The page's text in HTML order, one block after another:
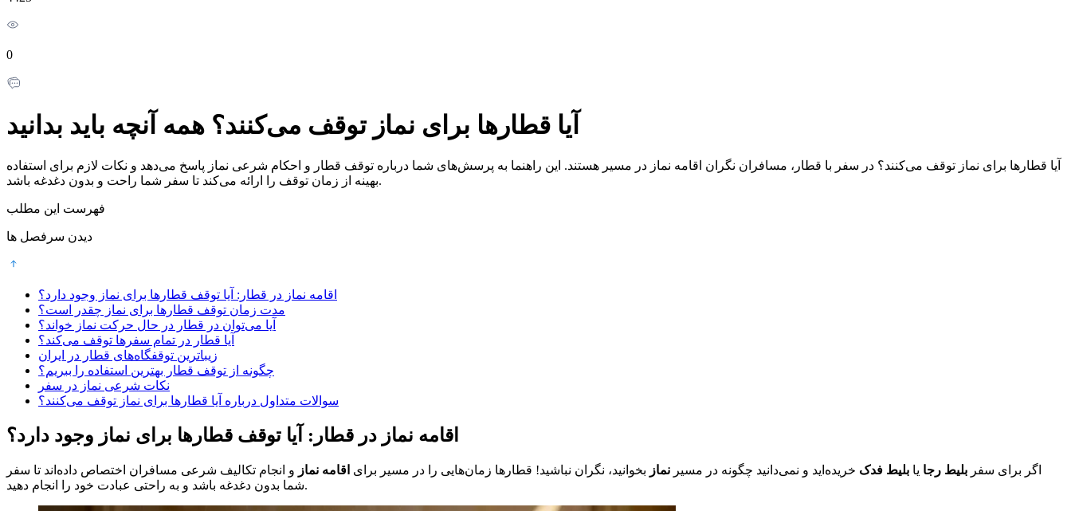
0
آیا قطارها برای نماز توقف می‌کنند؟ همه آنچه باید بدانید
آیا قطارها برای نماز توقف می‌کنند؟ در سفر با قطار، مسافران نگران اقامه نماز در مسیر هستند. این راهنما به پرسش‌های شما درباره توقف قطار و احکام شرعی نماز پاسخ می‌دهد و نکات لازم برای استفاده
بهینه از زمان توقف را ارائه می‌کند تا سفر شما راحت و بدون دغدغه باشد.
فهرست این مطلب
دیدن سرفصل ها
اقامه نماز در قطار: آیا توقف قطارها برای نماز وجود دارد؟
مدت زمان توقف قطارها برای نماز چقدر است؟
آیا می‌توان در قطار در حال حرکت نماز خواند؟
آیا قطار در تمام سفرها توقف می‌کند؟
زیباترین توقفگاه‌های قطار در ایران
چگونه از توقف قطار بهترین استفاده را ببریم؟
نکات شرعی نماز در سفر
سوالات متداول درباره آیا قطارها برای نماز توقف می‌کنند؟
اقامه نماز در قطار: آیا توقف قطارها برای نماز وجود دارد؟
اگر برای سفر بلیط رجا یا بلیط فدک خریده‌اید و نمی‌دانید چگونه در مسیر نماز بخوانید، نگران نباشید! قطارها زمان‌هایی را در مسیر برای اقامه نماز و انجام تکالیف شرعی مسافران اختصاص داده‌اند تا سفر
شما بدون دغدغه باشد و به راحتی عبادت خود را انجام دهید.